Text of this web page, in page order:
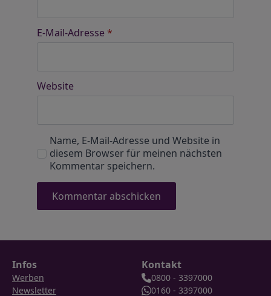
E-Mail-Adresse *
Website
Name, E-Mail-Adresse und Website in
diesem Browser für meinen nächsten
Kommentar speichern.
Infos
Werben
Newsletter
Kontakt
0800 - 3397000
0160 - 3397000